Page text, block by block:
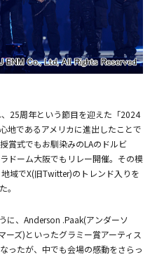
25周年という節目を迎えた「2024
地であるアメリカに進出したことで
賞式でもお馴染みのLAのドルビ
ドーム大阪でもリレー開催。その模
域でX(旧Twitter)のトレンド入りを
。
に、Anderson .Paak(アンダーソ
ーズ)といったグラミー賞アーティス
ったが、中でも会場の感動をさらっ